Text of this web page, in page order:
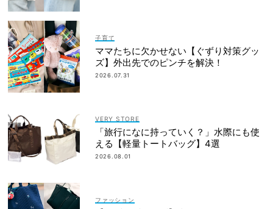
子育て
ママたちに欠かせない【ぐずり対策グッ
ズ】外出先でのピンチを解決！
2026.07.31
VERY STORE
「旅行になに持っていく？」水際にも使
える【軽量トートバッグ】4選
2026.08.01
ファッション